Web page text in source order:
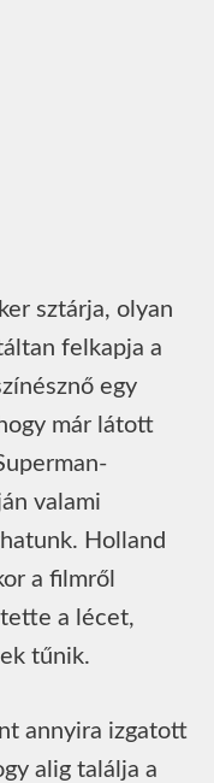
sztárja, olyan
felkapja a
egy
már látott
valami
Holland
a filmről
a lécet,
tűnik.
annyira izgatott
alig találja a